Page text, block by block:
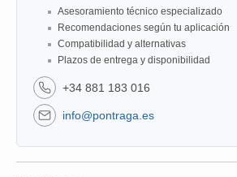
Asesoramiento técnico especializado
Recomendaciones según tu aplicación
Compatibilidad y alternativas
Plazos de entrega y disponibilidad
+34 881 183 016
info@pontraga.es